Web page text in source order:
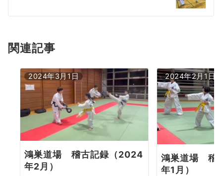
ョ
ン
関連記事
2024年3月1日
鴻巣道場 稽古記録（2024
年2月）
2024年2月1日
鴻巣道場 稽
年1月）